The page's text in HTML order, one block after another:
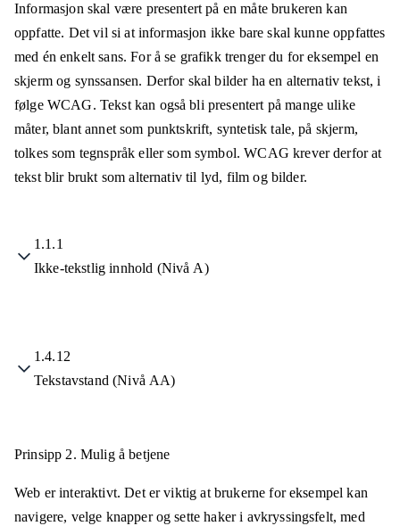
Informasjon skal være presentert på en måte brukeren kan
oppfatte. Det vil si at informasjon ikke bare skal kunne oppfattes
med én enkelt sans. For å se grafikk trenger du for eksempel en
skjerm og synssansen. Derfor skal bilder ha en alternativ tekst, i
følge WCAG. Tekst kan også bli presentert på mange ulike
måter, blant annet som punktskrift, syntetisk tale, på skjerm,
tolkes som tegnspråk eller som symbol. WCAG krever derfor at
tekst blir brukt som alternativ til lyd, film og bilder.
1.1.1
Ikke-tekstlig innhold (Nivå A)
1.4.12
Tekstavstand (Nivå AA)
Prinsipp 2. Mulig å betjene
Web er interaktivt. Det er viktig at brukerne for eksempel kan
navigere, velge knapper og sette haker i avkryssingsfelt, med